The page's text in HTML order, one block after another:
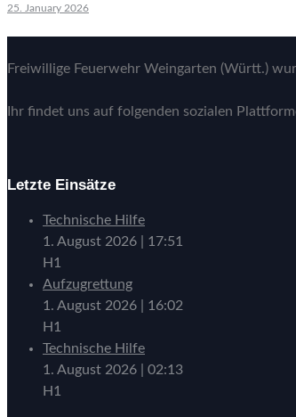
25. January 2026
Freiwillige Feuerwehr Weingarten (Württ.)
Ihr findet uns auf folgenden sozialen
Letzte Einsätze
Technische Hilfe
1. August 2026
17:51
H1
Aufzugrettung
1. August 2026
16:02
H1
Technische Hilfe
1. August 2026
02:13
H1